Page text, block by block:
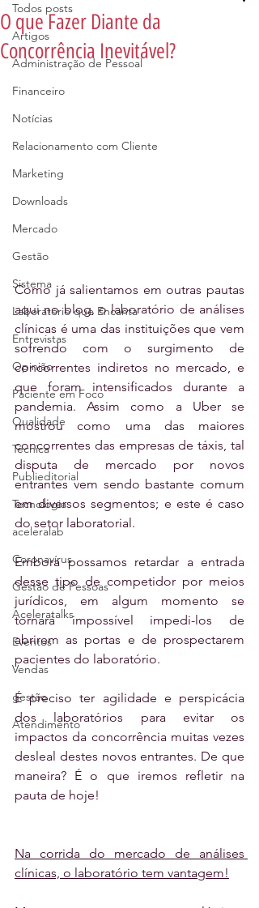
Todos posts
Artigos
Administração de Pessoal
Financeiro
Notícias
Relacionamento com Cliente
Marketing
Downloads
Mercado
Gestão
Sistema
Laboratório que Encanta
Entrevistas
Opinião
Paciente em Foco
Qualidade
Técnica
Publieditorial
Tecnologia
aceleralab
Coronavírus
Gestão de Pessoas
Aceleratalks
Eventos
Vendas
gestão
Atendimento
O que Fazer Diante da
Concorrência Inevitável?
Como já salientamos em outras pautas
aqui no blog, o laboratório de análises
clínicas é uma das instituições que vem
sofrendo com o surgimento de
concorrentes indiretos no mercado, e
que foram intensificados durante a
pandemia. Assim como a Uber se
mostrou como uma das maiores
concorrentes das empresas de táxis, tal
disputa de mercado por novos
entrantes vem sendo bastante comum
em diversos segmentos; e este é caso
do setor laboratorial.
Embora possamos retardar a entrada
desse tipo de competidor por meios
jurídicos, em algum momento se
tornará impossível impedi-los de
abrirem as portas e de prospectarem
pacientes do laboratório.
É preciso ter agilidade e perspicácia
dos laboratórios para evitar os
impactos da concorrência muitas vezes
desleal destes novos entrantes. De que
maneira? É o que iremos refletir na
pauta de hoje!
Na corrida do mercado de análises
clínicas, o laboratório tem vantagem!